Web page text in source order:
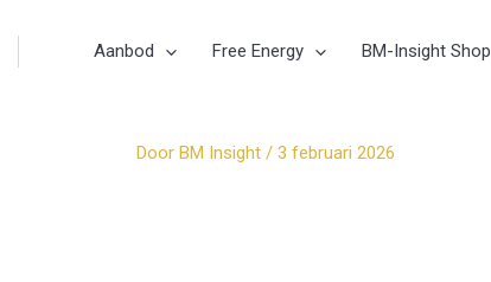
Aanbod Free Energy BM-Insight Shop
Door BM Insight / 3 februari 2026